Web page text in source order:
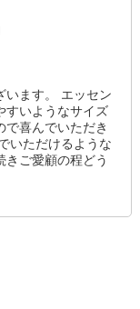
います。 エッセン
すいようなサイズ
喜んでいただき
いただけるような
ご愛顧の程どう